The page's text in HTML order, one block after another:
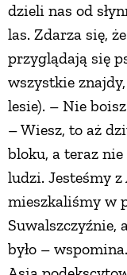
dzieli nas od
las. Zdarza się,
przyglądają się
wszystkie
lesie). – Nie
– Wiesz, to aż
bloku, a teraz
ludzi. Jesteśmy
mieszkaliśmy w
Suwalszczyźnie,
było –